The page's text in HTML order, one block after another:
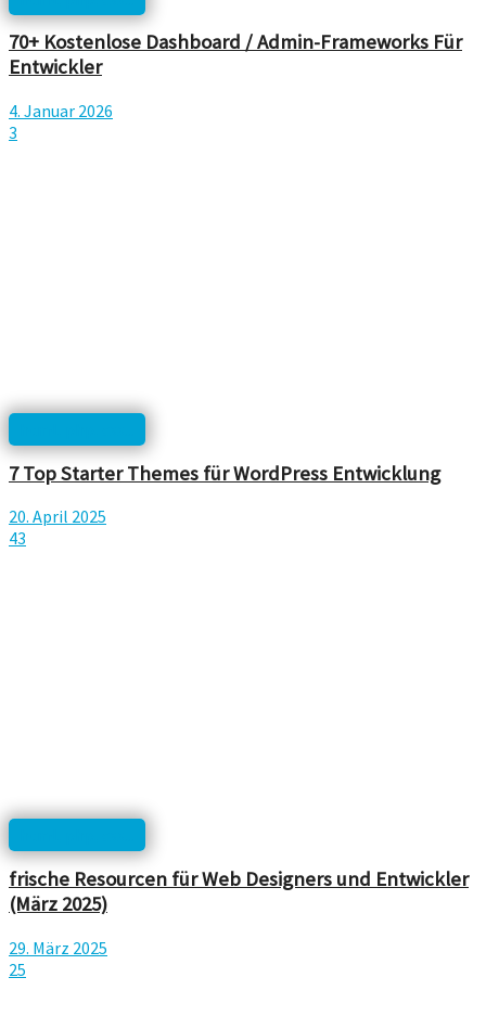
70+ Kostenlose Dashboard / Admin-Frameworks Für
Entwickler
4. Januar 2026
3
7 Top Starter Themes für WordPress Entwicklung
20. April 2025
43
frische Resourcen für Web Designers und Entwickler
(März 2025)
29. März 2025
25